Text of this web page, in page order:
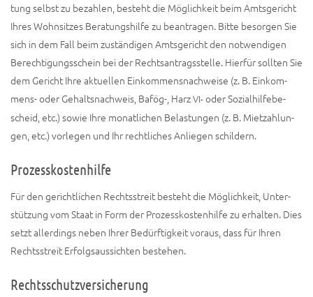
tung selbst zu bezah­len, besteht die Mög­lich­keit beim Amts­ge­richt
Ihres Wohn­sit­zes Bera­tungs­hil­fe zu bean­tra­gen. Bit­te besor­gen Sie
sich in dem Fall beim zustän­di­gen Amts­ge­richt den not­wen­di­gen
Berech­ti­gungs­schein bei der Rechts­an­trags­stel­le. Hier­für soll­ten Sie
dem Gericht Ihre aktu­el­len Ein­kom­mens­nach­wei­se (z. B. Ein­kom­
mens- oder Gehalts­nach­weis, Bafög-, HarzVI-oder Sozi­al­hil­fe­be­
scheid, etc.) sowie Ihre monat­li­chen Belas­tun­gen (z. B. Miet­zah­lun­
gen, etc.) vor­le­gen und Ihr recht­li­ches Anlie­gen schildern.
Prozesskostenhilfe
Für den gericht­li­chen Rechts­streit besteht die Mög­lich­keit, Unter­
stüt­zung vom Staat in Form der Pro­zess­kos­ten­hil­fe zu erhal­ten. Dies
setzt aller­dings neben Ihrer Bedürf­tig­keit vor­aus, dass für Ihren
Rechts­streit Erfolgs­aus­sich­ten bestehen.
Rechtsschutzversicherung